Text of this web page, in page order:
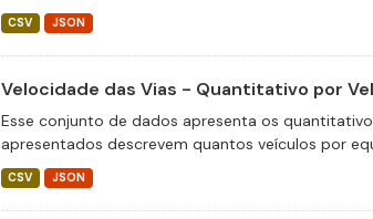
CSV JSON
Velocidade das Vias - Quantitativo por
Esse conjunto de dados apresenta os
apresentados descrevem quantos veículos por
CSV JSON